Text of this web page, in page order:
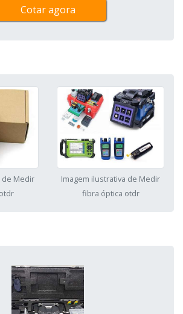
Cotar agora
de Medir
Imagem ilustrativa de Medir
fibra óptica otdr